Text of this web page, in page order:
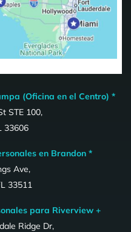
(Oficina en el Centro) *
STE 100,
33606
en Brandon *
Ave,
33511
para Riverview +
Ridge Dr,